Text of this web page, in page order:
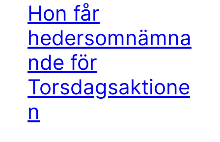
Hon får
hedersomnämna
nde för
Torsdagsaktione
n